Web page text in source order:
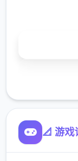
📐 游戏